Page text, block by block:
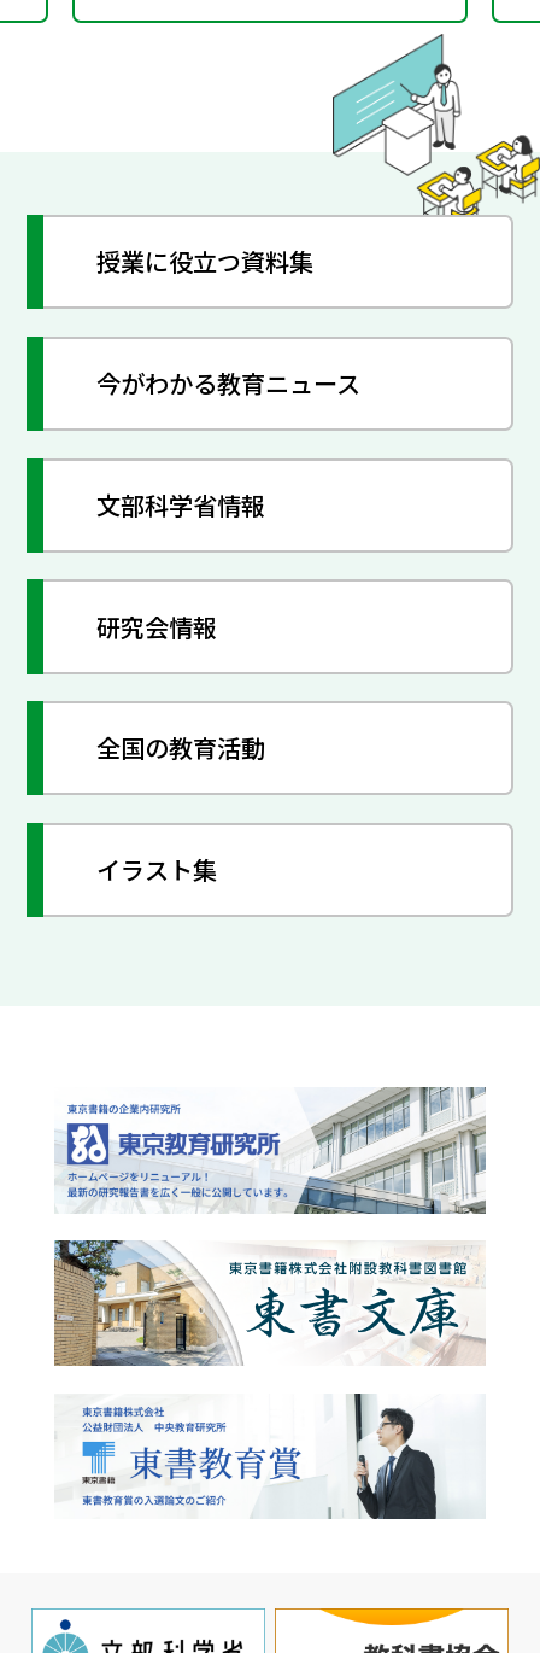
授業に役立つ資料集
今がわかる教育ニュース
文部科学省情報
研究会情報
全国の教育活動
イラスト集